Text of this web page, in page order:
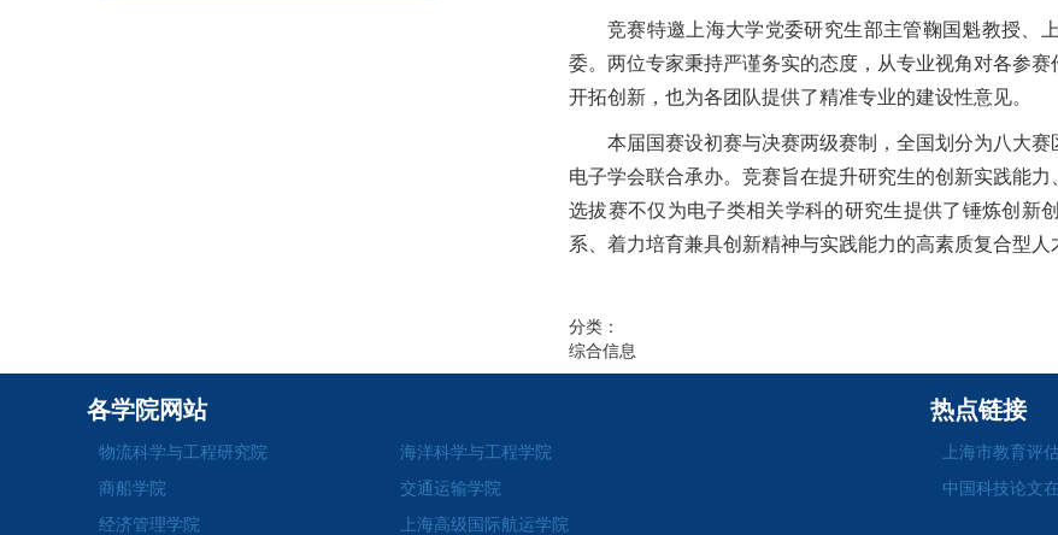
竞赛特邀上海大学党委研究生部主管鞠国魁教授、
委。两位专家秉持严谨务实的态度，从专业视角对各参
开拓创新，也为各团队提供了精准专业的建设性意见。
本届国赛设初赛与决赛两级赛制，全国划分为八大
电子学会联合承办。竞赛旨在提升研究生的创新实践能
选拔赛不仅为电子类相关学科的研究生提供了锤炼创新
系、着力培育兼具创新精神与实践能力的高素质复合型人
分类：
综合信息
各学院网站
物流科学与工程研究院
海洋科学与工程学院
商船学院
交通运输学院
经济管理学院
上海高级国际航运学院
热点链接
上海市教育评
中国科技论文